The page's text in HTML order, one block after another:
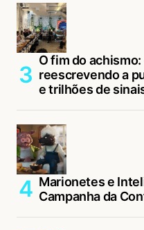
O fim do
reescrevendo a
e trilhões de
Marionetes e
Campanha da